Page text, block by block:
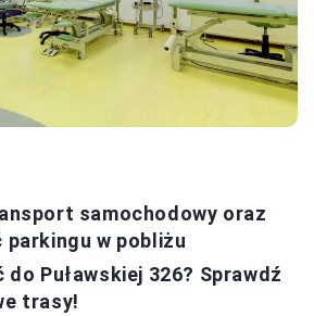
samochodowy oraz
w pobliżu
Puławskiej 326? Sprawdź
trasy!